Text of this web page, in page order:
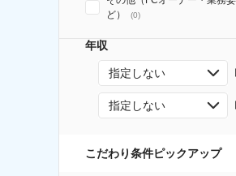
ど）
(0)
年収
指定しない
指定しない
こだわり条件ピックアップ